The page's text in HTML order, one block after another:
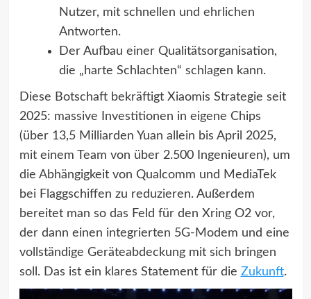
Nutzer, mit schnellen und ehrlichen
Antworten.
Der Aufbau einer Qualitätsorganisation,
die „harte Schlachten“ schlagen kann.
Diese Botschaft bekräftigt Xiaomis Strategie seit
2025: massive Investitionen in eigene Chips
(über 13,5 Milliarden Yuan allein bis April 2025,
mit einem Team von über 2.500 Ingenieuren), um
die Abhängigkeit von Qualcomm und MediaTek
bei Flaggschiffen zu reduzieren. Außerdem
bereitet man so das Feld für den Xring O2 vor,
der dann einen integrierten 5G-Modem und eine
vollständige Geräteabdeckung mit sich bringen
soll. Das ist ein klares Statement für die Zukunft.